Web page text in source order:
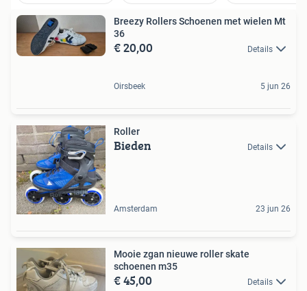
Breezy Rollers Schoenen met wielen Mt
36
€ 20,00 Details
Oirsbeek 5 jun 26
Roller
Bieden Details
Amsterdam 23 jun 26
Mooie zgan nieuwe roller skate
schoenen m35
€ 45,00 Details